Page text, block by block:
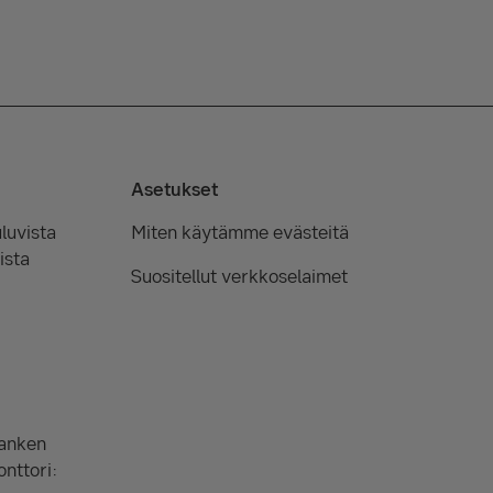
Asetukset
Miten käytämme evästeitä
Suositellut verkkoselaimet